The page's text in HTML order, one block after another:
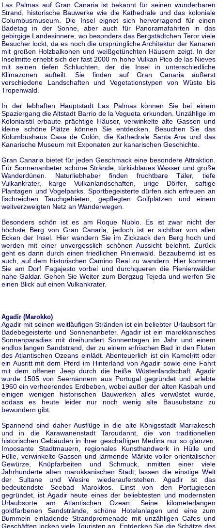
Las Palmas auf Gran Canaria ist bekannt für seinen wunderbaren
Strand, historische Bauwerke wie die Kathedrale und das koloniale
Columbusmuseum. Die Insel eignet sich hervorragend für einen
Badetag in der Sonne, aber auch für Panoramafahrten in das
gebirgige Landesinnere, wo besonders das Bergstädtchen Teror viele
Besucher lockt, da es noch die ursprüngliche Architektur der Kanaren
mit großen Holzbalkonen und weißgetünchten Häusern zeigt. In der
Inselmitte erhebt sich der fast 2000 m hohe Vulkan Pico de las Nieves
mit seinen tiefen Schluchten, der die Insel in unterschiedliche
Klimazonen aufteilt. Sie finden auf Gran Canaria äußerst
verschiedene Landschaften und Vegetationstypen von Wüste bis
Tropenwald.
In der lebhaften Hauptstadt Las Palmas können Sie bei einem
Spaziergang die Altstadt Barrio de la Vegueta erkunden. Unzählige im
Kolonialstil erbaute prächtige Häuser, verwinkelte alte Gassen und
kleine schöne Plätze können Sie entdecken. Besuchen Sie das
Kolumbushaus Casa de Colón, die Kathedrale Santa Ana und das
Kanarische Museum mit Exponaten zur kanarischen Geschichte.
Gran Canaria bietet für jeden Geschmack eine besondere Attraktion.
Für Sonnenanbeter schöne Strände, türkisblaues Wasser und große
Wanderdünen. Naturliebhaber finden fruchtbare Täler, tiefe
Vulkankrater, karge Vulkanlandschaften, urige Dörfer, saftige
Plantagen und Vogelparks. Sportbegeisterte dürfen sich erfreuen an
fischreichen Tauchgebieten, gepflegten Golfplätzen und einem
weitverzweigten Netz an Wanderwegen.
Besonders schön ist es am Roque Nublo. Es ist zwar nicht der
höchste Berg von Gran Canaria, jedoch ist er sichtbar von allen
Ecken der Insel. Hier wandern Sie im Zickzack den Berg hoch und
werden mit einer unvergesslich schönen Aussicht belohnt. Zurück
geht es dann durch einen friedlichen Pinienwald. Bezaubernd ist es
auch, auf dem historischen Camino Real zu wandern. Hier kommen
Sie am Dorf Fagajesto vorbei und durchqueren die Pienienwälder
nahe Galdar. Gehen Sie Weiter zum Bergzug Tejeda und werfen Sie
einen Blick auf einen Vulkankrater.
Agadir (Marokko)
Agadir mit seinen weitläufigen Stränden ist ein beliebter Urlaubsort für
Badebegeisterte und Sonnenanbeter. Agadir ist ein marokkanisches
Sonnenparadies mit dreihundert Sonnentagen im Jahr und einem
endlos langen Sandstrand, der zu einem erfrischen Bad in den Fluten
des Atlantischen Ozeans einlädt. Abenteuerlich ist ein Kamelritt oder
ein Ausritt mit dem Pferd im Hinterland von Agadir sowie eine Fahrt
mit dem offenen Jeep durch die heiße Wüstenlandschaft. Agadir
wurde 1505 von Seemännern aus Portugal gegründet und erlebte
1960 ein verheerendes Erdbeben, wobei außer der alten Kasbah und
einigen wenigen historischen Bauwerken alles verwüstet wurde,
sodass es heute leider nur noch wenig alte Bausubstanz zu
bewundern gibt.
Spannend sind daher Ausflüge in die alte Königsstadt Marrakesch
und in die Karawanenstadt Taroudannt, die von traditionellen
historischen Gebäuden in ihrer geschäftigen Medina nur so glänzen.
Imposante Stadtmauern, regionales Kunsthandwerk in Hülle und
Fülle, verwinkelte Gassen und lärmende Märkte voller orientalischer
Gewürze, Knüpfarbeiten und Schmuck, inmitten einer viele
Jahrhunderte alten marokkanischen Stadt, lassen die einstige Welt
der Sultane und Wesire wiederauferstehen. Agadir ist das
bedeutendste Seebad Marokkos. Einst von den Portugiesen
gegründet, ist Agadir heute eines der beliebtesten und modernsten
Urlaubsorte am Atlantischen Ozean. Seine kilometerlangen
goldfarbenen Sandstrände, schöne Hotelanlagen und eine zum
Bummeln einladende Strandpromenade mit unzähligen Cafes und
Geschäften locken viele Touristen an. Entdecken Sie die Schätze des